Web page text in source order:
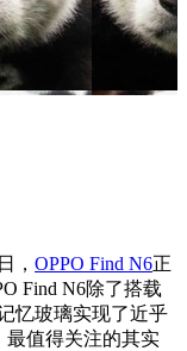
， OPPO Find N6正
Find N6除了搭载
忆玻璃实现了近乎
值得关注的其实